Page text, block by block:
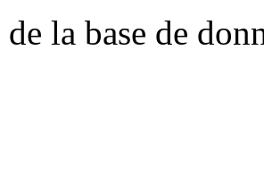
de la base de